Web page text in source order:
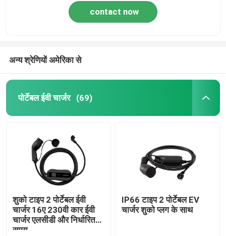
contact now
अन्य श्रेणियों अमेरिका से
पोर्टेबल ईवी चार्जर (69)
शुको टाइप 2 पोर्टेबल ईवी
चार्जर 16ए 230वी कार ईवी
चार्जर एलसीडी और निर्धारित
समय
IP66 टाइप 2 पोर्टेबल EV
चार्जर शुको प्लग के साथ